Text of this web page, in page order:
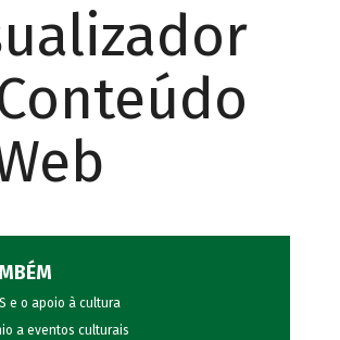
e o apoio à cultura
a eventos culturais